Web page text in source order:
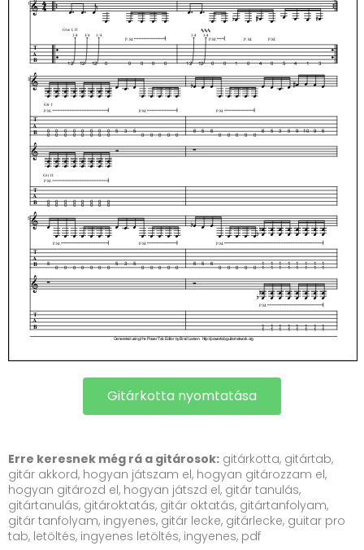
Gitárkotta nyomtatása
Erre keresnek még rá a gitárosok: gitárkotta, gitártab,
gitár akkord, hogyan játszam el, hogyan gitározzam el,
hogyan gitározd el, hogyan játszd el, gitár tanulás,
gitártanulás, gitároktatás, gitár oktatás, gitártanfolyam,
gitár tanfolyam, ingyenes, gitár lecke, gitárlecke, guitar pro
tab, letöltés, ingyenes letöltés, ingyenes, pdf